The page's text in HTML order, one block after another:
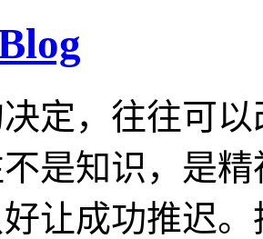
定，往往可
是知识，是
让成功推迟